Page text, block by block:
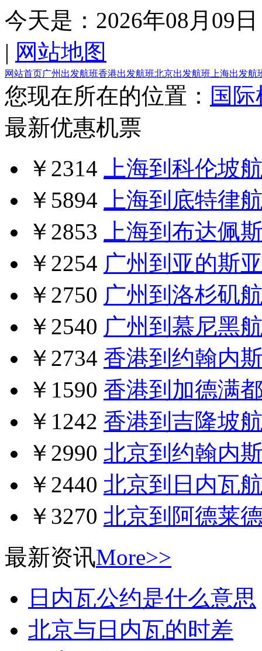
今天是： 2026年08月09日
| 网站地图
网站首页广州出发航班香港出发航班北京出发航班 上海出发航
您现在所在的位置： 国
最新优惠机票
￥2314
上海到科伦坡
￥5894
上海到底特律
￥2853
上海到布达佩
￥2254 广州到亚的斯
￥2750 广州到洛杉矶
￥2540 广州到慕尼黑
￥2734 香港到约翰内
￥1590 香港到加德满
￥1242 香港到吉隆坡
￥2990 北京到约翰内
￥2440 北京到日内瓦
￥3270 北京到阿德莱
最新资讯More>>
日内瓦公约是什么意思
北京与日内瓦的时差